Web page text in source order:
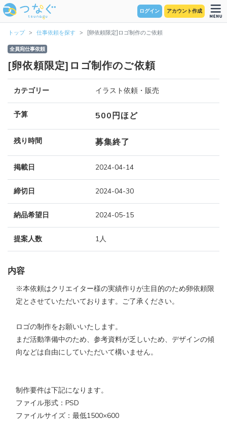
ログイン アカウント作成
トップ 仕事依頼を探す [卵依頼限定]ロゴ制作のご依頼
全員宛仕事依頼
[卵依頼限定]ロゴ制作のご依頼
カテゴリー イラスト依頼・販売
予算 500円ほど
残り時間 募集終了
掲載日 2024-04-14
締切日 2024-04-30
納品希望日 2024-05-15
提案人数 1人
内容
※本依頼はクリエイター様の実績作りが主目的のため卵依頼限
定とさせていただいております。ご了承ください。
ロゴの制作をお願いいたします。
まだ活動準備中のため、参考資料が乏しいため、デザインの傾
向などは自由にしていただいて構いません。
制作要件は下記になります。
ファイル形式：PSD
ファイルサイズ：最低1500×600